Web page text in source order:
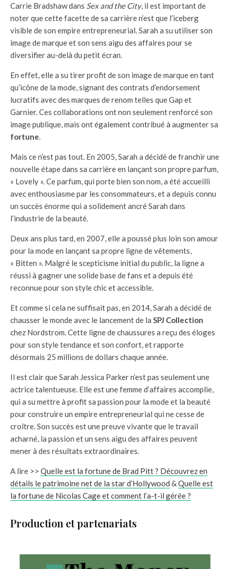
Carrie Bradshaw dans Sex and the City, il est important de
noter que cette facette de sa carrière n’est que l’iceberg
visible de son empire entrepreneurial. Sarah a su utiliser son
image de marque et son sens aigu des affaires pour se
diversifier au-delà du petit écran.
En effet, elle a su tirer profit de son image de marque en tant
qu’icône de la mode, signant des contrats d’endorsement
lucratifs avec des marques de renom telles que Gap et
Garnier. Ces collaborations ont non seulement renforcé son
image publique, mais ont également contribué à augmenter sa
fortune
Mais ce n’est pas tout. En 2005, Sarah a décidé de franchir une
nouvelle étape dans sa carrière en lançant son propre parfum,
« Lovely ». Ce parfum, qui porte bien son nom, a été accueilli
avec enthousiasme par les consommateurs, et a depuis connu
un succès énorme qui a solidement ancré Sarah dans
l’industrie de la beauté.
Deux ans plus tard, en 2007, elle a poussé plus loin son amour
pour la mode en lançant sa propre ligne de vêtements,
« Bitten ». Malgré le scepticisme initial du public, la ligne a
réussi à gagner une solide base de fans et a depuis été
reconnue pour son style chic et accessible.
Et comme si cela ne suffisait pas, en 2014, Sarah a décidé de
chausser le monde avec le lancement de la SPJ Collection
chez Nordstrom. Cette ligne de chaussures a reçu des éloges
pour son style tendance et son confort, et rapporte
désormais 25 millions de dollars chaque année.
Il est clair que Sarah Jessica Parker n’est pas seulement une
actrice talentueuse. Elle est une femme d’affaires accomplie,
qui a su mettre à profit sa passion pour la mode et la beauté
pour construire un empire entrepreneurial qui ne cesse de
croître. Son succès est une preuve vivante que le travail
acharné, la passion et un sens aigu des affaires peuvent
mener à des résultats extraordinaires.
A lire >> Quelle est la fortune de Brad Pitt ? Découvrez en
détails le patrimoine net de la star d’Hollywood &Quelle est
la fortune de Nicolas Cage et comment l’a-t-il gérée ?
Production et partenariats